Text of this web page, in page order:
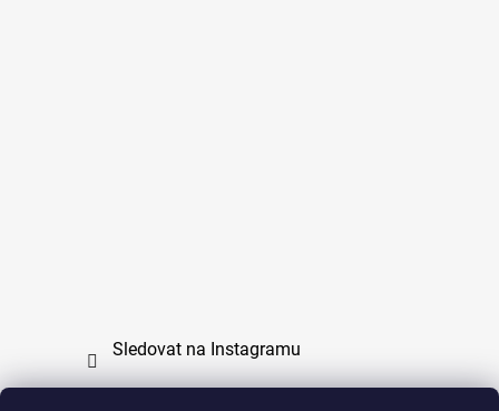
Sledovat na Instagramu